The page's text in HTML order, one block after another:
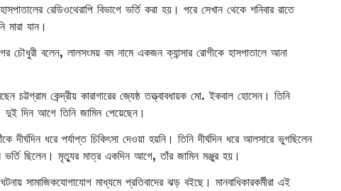
রেডিওথেরাপি বিভাগে ভর্তি করা হয়। পরে সেখান থেকে শনিবার রাতে
মারা যান।
চৌধুরী বলেন, লালসংময় বম নামে একজন ক্যান্সার রোগীকে হাসপাতালে আনা
চট্টগ্রাম কেন্দ্রীয় কারাগারের জ্যেষ্ঠ তত্ত্বাবধায়ক মো. ইকবাল হোসেন। তিনি
দুই দিন আগে তিনি জামিন পেয়েছেন।
ধরে পর্যাপ্ত চিকিৎসা দেওয়া হয়নি। তিনি দীর্ঘদিন ধরে আলসারে ভুগছিলেন
ভর্তি ছিলেন। মৃত্যুর মাত্র একদিন আগে, তাঁর জামিন মঞ্জুর হয়।
সামাজিকযোগাযোগ মাধ্যমে প্রতিবাদের ঝড় বইছে। মানবাধিকারকর্মীরা এই